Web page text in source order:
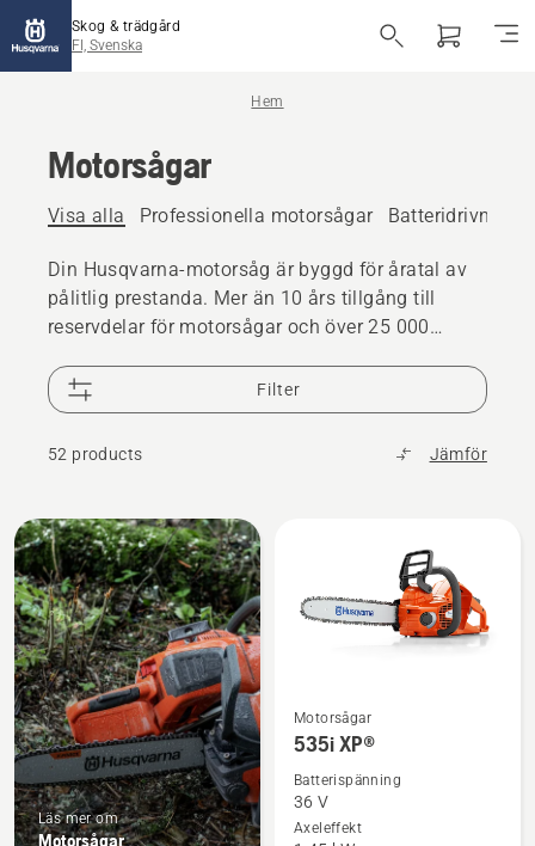
Skog & trädgård
FI, Svenska
Hem
Motorsågar
Visa alla Professionella motorsågar Batteridrivna
Din Husqvarna-motorsåg är byggd för åratal av
pålitlig prestanda. Mer än 10 års tillgång till
reservdelar för motorsågar och över 25 000
Filter
52 products Jämför
Alla
produkter
Läs mer om
Motorsågar
Se
mer
om
535i
Motorsågar
535i XP®
Batterispänning
36 V
Axeleffekt